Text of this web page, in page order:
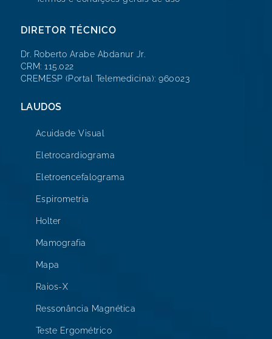
DIRETOR TÉCNICO
Dr. Roberto Arabe Abdanur Jr.
CRM: 115.022
CREMESP (Portal Telemedicina): 960023
LAUDOS
Acuidade Visual
Eletrocardiograma
Eletroencefalograma
Espirometria
Holter
Mamografia
Mapa
Raios-X
Ressonância Magnética
Teste Ergométrico